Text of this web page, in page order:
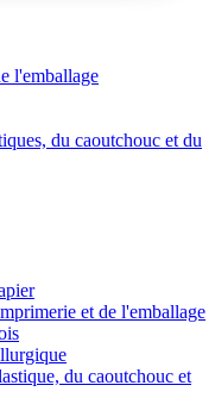
l'emballage
du caoutchouc et du
et de l'emballage
du caoutchouc et